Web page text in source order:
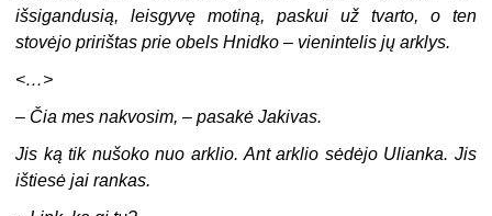
išsigandusią, leisgyvę motiną, paskui už tvarto, o ten
stovėjo pririštas prie obels Hnidko – vienintelis jų arklys.
<…>
– Čia mes nakvosim, – pasakė Jakivas.
Jis ką tik nušoko nuo arklio. Ant arklio sėdėjo Ulianka. Jis
ištiesė jai rankas.